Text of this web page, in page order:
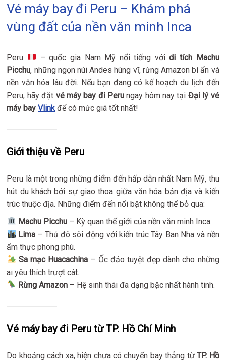
Vé máy bay đi Peru – Khám phá
vùng đất của nền văn minh Inca
Peru – quốc gia Nam Mỹ nổi tiếng vớidi tích Machu
Picchu, những ngọn núi Andes hùng vĩ, rừng Amazon bí ẩn và
nền văn hóa lâu đời. Nếu bạn đang có kế hoạch du lịch đến
Peru, hãy đặt vé máy bay đi Peru ngay hôm nay tại Đại lý vé
máy bayVlinkđể có mức giá tốt nhất!
Giới thiệu về Peru
Peru là một trong những điểm đến hấp dẫn nhất Nam Mỹ, thu
hút du khách bởi sự giao thoa giữa văn hóa bản địa và kiến
trúc thuộc địa. Những điểm đến nổi bật không thể bỏ qua:
Machu Picchu– Kỳ quan thế giới của nền văn minh Inca.
Lima – Thủ đô sôi động với kiến trúc Tây Ban Nha và nền
ẩm thực phong phú.
Sa mạc Huacachina – Ốc đảo tuyệt đẹp dành cho những
ai yêu thích trượt cát.
Rừng Amazon– Hệ sinh thái đa dạng bậc nhất hành tinh.
Vé máy bay đi Peru từ TP. Hồ Chí Minh
Do khoảng cách xa, hiện chưa có chuyến bay thẳng từTP. Hồ